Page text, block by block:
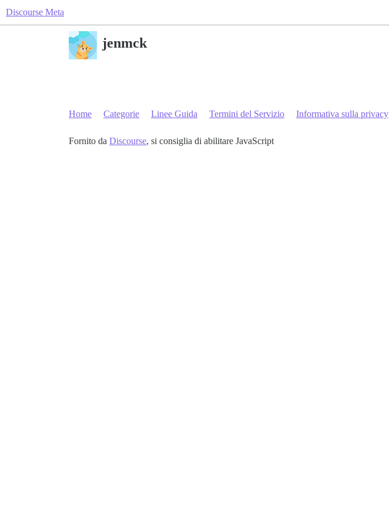
Discourse Meta
jenmck
Home Categorie Linee Guida Termini del Servizio Informativa sulla privacy
Fornito da Discourse, si consiglia di abilitare JavaScript